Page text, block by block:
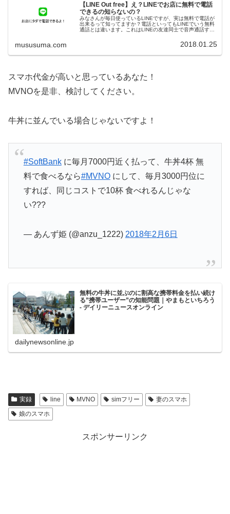
【LINE Out free】え？LINEでお店に無料で電話
できるの知らないの？
みなさんが毎日使っているLINEですが、実は無料で電話が
出来るって知ってますか？電話といってもLINEでいう無料
通話とは違います。これはLINEの友達同士で音声通話する
mususuma.com 2018.01.25
スマホ代金が高いと思っているあなた！
MVNOを是非、検討してください。
牛丼に並んでいる場合じゃないですよ！
#SoftBankに毎月7000円近く払って、牛丼4杯 無
料で食べるなら#MVNOにして、毎月3000円位に
すれば、同じコストで10杯 食べれるんじゃな
い???
— あんず姫 (@anzu_1222) 2018年2月6日
無料の牛丼に並ぶのに割高な携帯料金を払い続け
る”携帯ユーザー”の知能問題｜やまもといちろう
- デイリーニュースオンライン
dailynewsonline.jp
実録 line MVNO simフリー
妻のスマホ
娘のスマホ
スポンサーリンク